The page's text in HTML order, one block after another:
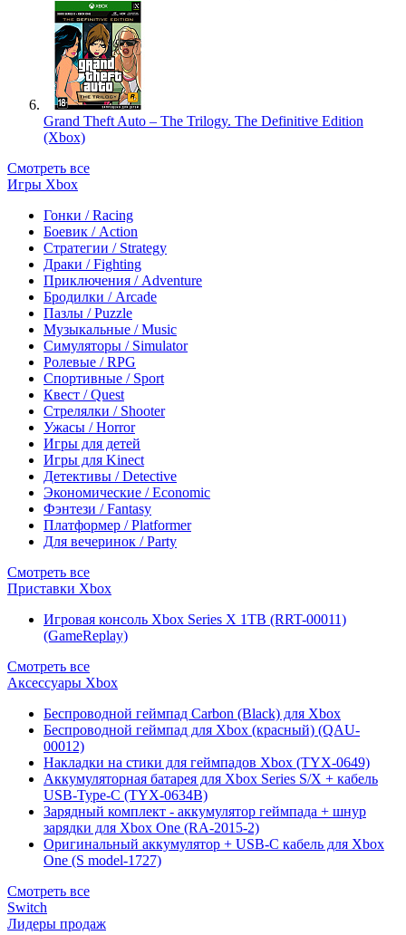
Grand Theft Auto – The Trilogy. The Definitive Edition
(Xbox)
Смотреть все
Игры Xbox
Гонки / Racing
Боевик / Action
Стратегии / Strategy
Драки / Fighting
Приключения / Adventure
Бродилки / Arcade
Пазлы / Puzzle
Музыкальные / Music
Симуляторы / Simulator
Ролевые / RPG
Спортивные / Sport
Квест / Quest
Стрелялки / Shooter
Ужасы / Horror
Игры для детей
Игры для Kinect
Детективы / Detective
Экономические / Economic
Фэнтези / Fantasy
Платформер / Platformer
Для вечеринок / Party
Смотреть все
Приставки Xbox
Игровая консоль Xbox Series X 1TB (RRT-00011)
(GameReplay)
Смотреть все
Аксессуары Xbox
Беспроводной геймпад Carbon (Black) для Xbox
Беспроводной геймпад для Xbox (красный) (QAU-
00012)
Накладки на стики для геймпадов Xbox (TYX-0649)
Аккумуляторная батарея для Xbox Series S/X + кабель
USB-Type-C (TYX-0634B)
Зарядный комплект - аккумулятор геймпада + шнур
зарядки для Xbox One (RA-2015-2)
Оригинальный аккумулятор + USB-C кабель для Xbox
One (S model-1727)
Смотреть все
Switch
Лидеры продаж